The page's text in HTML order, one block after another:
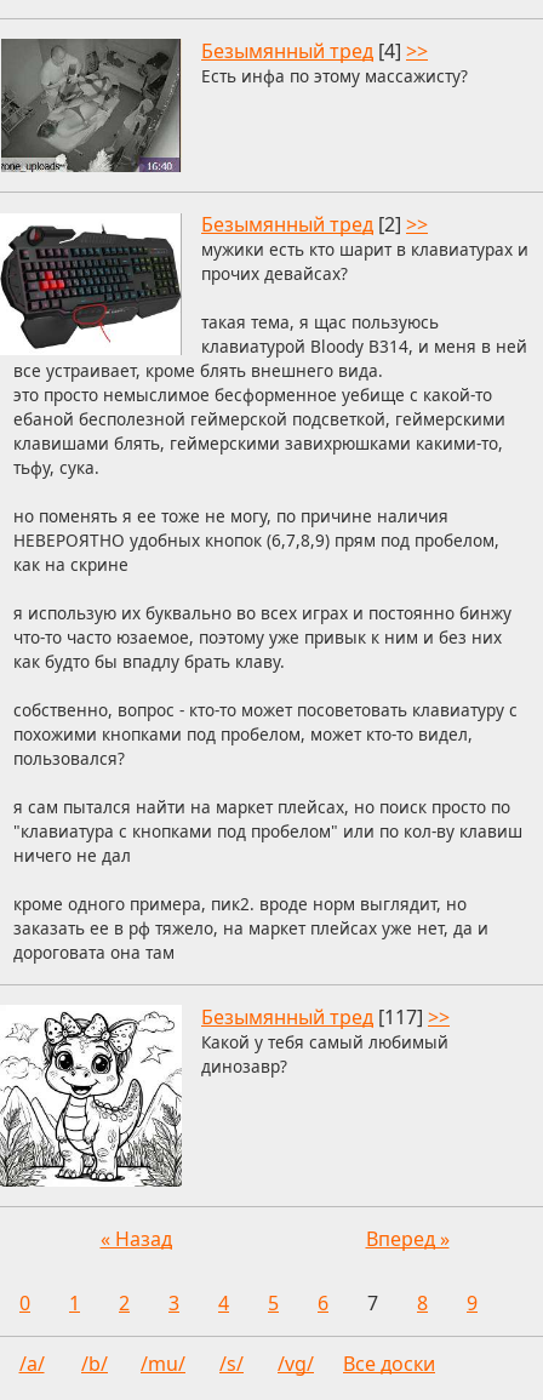
Безымянный тред [4] >>
Есть инфа по этому массажисту?
Безымянный тред [2] >>
мужики есть кто шарит в клавиатурах и
прочих девайсах?
такая тема, я щас пользуюсь
клавиатурой Bloody B314, и меня в ней
все устраивает, кроме блять внешнего вида.
это просто немыслимое бесформенное уебище с какой-то
ебаной бесполезной геймерской подсветкой, геймерскими
клавишами блять, геймерскими завихрюшками какими-то,
тьфу, сука.
но поменять я ее тоже не могу, по причине наличия
НЕВЕРОЯТНО удобных кнопок (6,7,8,9) прям под пробелом,
как на скрине
я использую их буквально во всех играх и постоянно бинжу
что-то часто юзаемое, поэтому уже привык к ним и без них
как будто бы впадлу брать клаву.
собственно, вопрос - кто-то может посоветовать клавиатуру с
похожими кнопками под пробелом, может кто-то видел,
пользовался?
я сам пытался найти на маркет плейсах, но поиск просто по
"клавиатура с кнопками под пробелом" или по кол-ву клавиш
ничего не дал
кроме одного примера, пик2. вроде норм выглядит, но
заказать ее в рф тяжело, на маркет плейсах уже нет, да и
дороговата она там
Безымянный тред [117] >>
Какой у тебя самый любимый
динозавр?
« Назад Вперед »
0 1 2 3 4 5 6 7 8 9
/a/ /b/ /mu/ /s/ /vg/ Все доски